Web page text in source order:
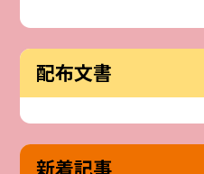
配布文書
新着記事